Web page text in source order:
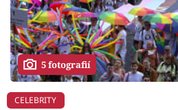
5 fotografií
CELEBRITY